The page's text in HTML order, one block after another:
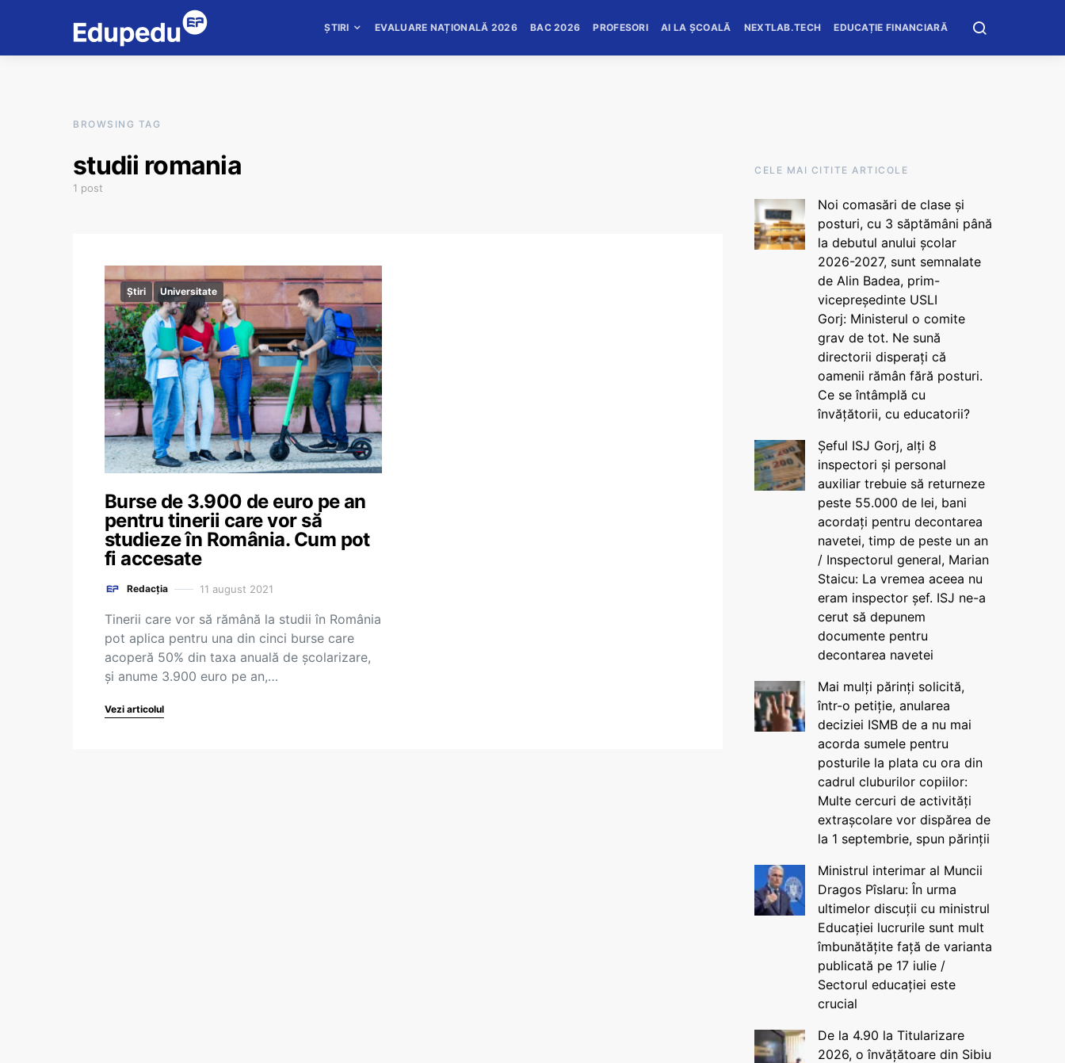
ȘTIRI EVALUARE NAȚIONALĂ 2026 BAC 2026 PROFESORI AI LA ȘCOALĂ NEXTLAB.TECH EDUCAȚIE FINANCIARĂ
BROWSING TAG
studii romania
1 post
Știri Universitate
Burse de 3.900 de euro pe an
pentru tinerii care vor să
studieze în România. Cum pot
fi accesate
Redacția 11 august 2021
Tinerii care vor să rămână la studii în România
pot aplica pentru una din cinci burse care
acoperă 50% din taxa anuală de școlarizare,
și anume 3.900 euro pe an,…
Vezi articolul
CELE MAI CITITE ARTICOLE
Noi comasări de clase și
posturi, cu 3 săptămâni până
la debutul anului școlar
2026-2027, sunt semnalate
de Alin Badea, prim-
vicepreședinte USLI
Gorj: Ministerul o comite
grav de tot. Ne sună
directorii disperați că
oamenii rămân fără posturi.
Ce se întâmplă cu
învățătorii, cu educatorii?
Șeful ISJ Gorj, alți 8
inspectori și personal
auxiliar trebuie să returneze
peste 55.000 de lei, bani
acordați pentru decontarea
navetei, timp de peste un an
/ Inspectorul general, Marian
Staicu: La vremea aceea nu
eram inspector șef. ISJ ne-a
cerut să depunem
documente pentru
decontarea navetei
Mai mulți părinți solicită,
într-o petiție, anularea
deciziei ISMB de a nu mai
acorda sumele pentru
posturile la plata cu ora din
cadrul cluburilor copiilor:
Multe cercuri de activități
extrașcolare vor dispărea de
la 1 septembrie, spun părinții
Ministrul interimar al Muncii
Dragos Pîslaru: În urma
ultimelor discuții cu ministrul
Educației lucrurile sunt mult
îmbunătățite față de varianta
publicată pe 17 iulie /
Sectorul educației este
crucial
De la 4.90 la Titularizare
2026, o învățătoare din Sibiu